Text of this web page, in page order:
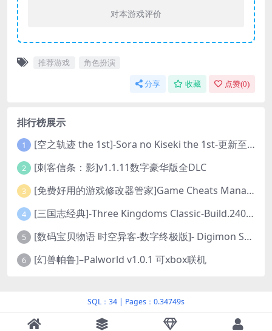
对本游戏评价
推荐游戏 角色扮演
分享 收藏 点赞(0)
排行榜展示
1 [空之轨迹 the 1st]-Sora no Kiseki the 1st-更新至v1.06.4-全DLC
2 [刺客信条：影]v1.1.11数字豪华版全DLC
3 [免费好用的游戏修改器管家]Game Cheats Manager
4 [三国志经典]-Three Kingdoms Classic-Build.24048091-v1.0.0+5
5 [数码宝贝物语 时空异客-数字终极版]- Digimon Story Time Stranger-Build.23514637
6 [幻兽帕鲁]–Palworld v1.0.1 可xbox联机
SQL：34 | Pages：0.34749s